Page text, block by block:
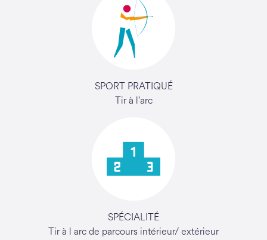
SPORT PRATIQUÉ
Tir à l'arc
SPÉCIALITÉ
Tir à l arc de parcours intérieur/ extérieur